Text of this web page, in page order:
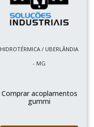
HIDROTÉRMICA / UBERLÂNDIA
- MG
Comprar acoplamentos
gummi